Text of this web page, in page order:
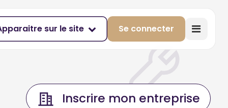
sur le site Se connecter
Inscrire mon entreprise